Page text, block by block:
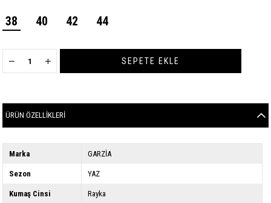
38 40 42 44
ÜRÜN ÖZELLIKLERI
Marka GARZİA
Sezon YAZ
Kumaş Cinsi Rayka